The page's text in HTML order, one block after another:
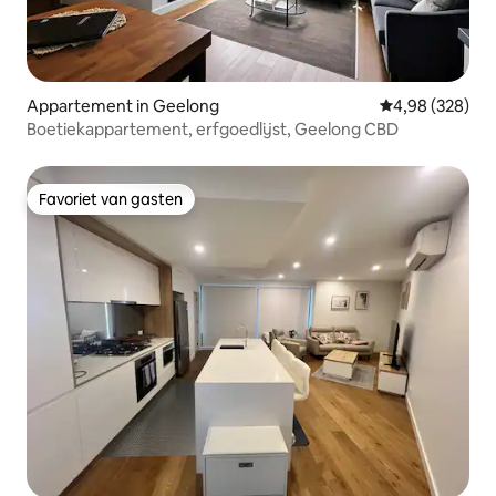
Appartement in Geelong Gemiddelde
4,98 (328)
Boetiekappartement, erfgoedlijst, Geelong CBD
Favoriet van gasten
Favoriet van gasten